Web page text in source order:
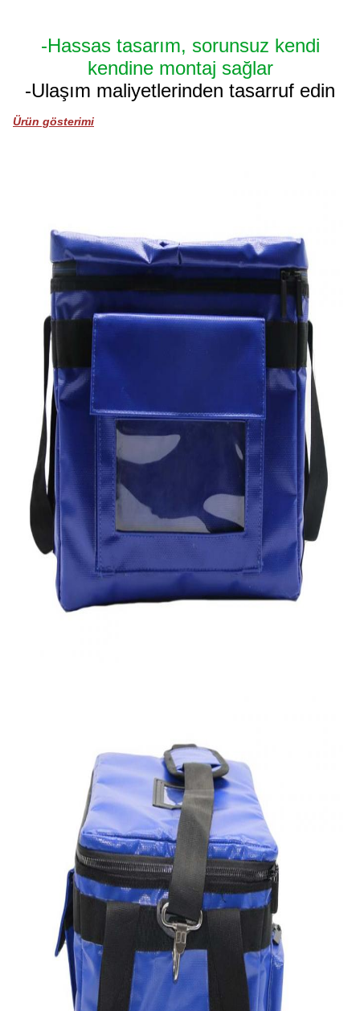
-Hassas tasarım, sorunsuz kendi
kendine montaj sağlar
-Ulaşım maliyetlerinden tasarruf edin
Ürün gösterimi